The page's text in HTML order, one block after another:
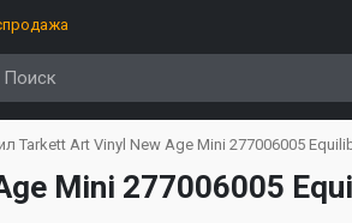
Tarkett Art Vinyl New Age Mini 277006005
Mini 277006005